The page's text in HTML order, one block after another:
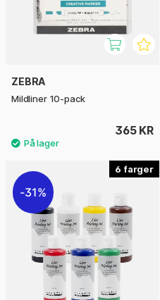
ZEBRA
Mildliner 10-pack
365 KR
6
31%